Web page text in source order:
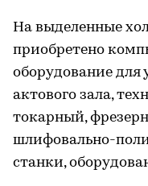
На выделенные
приобретено
оборудование для
актового зала,
токарный,
шлифовально-
станки,